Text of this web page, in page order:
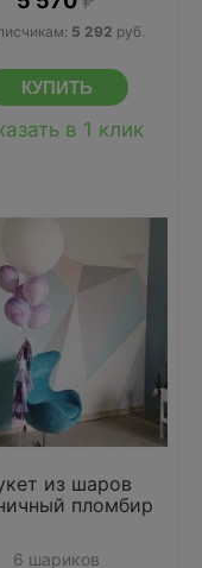
5 292 руб.
в 1 клик
из шаров
пломбир
6 шариков